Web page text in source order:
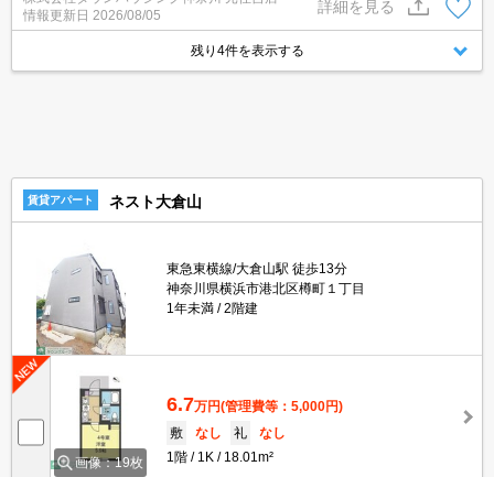
情報更新日 2026/08/05
詳細を見る
残り4件を表示する
賃貸アパート ネスト大倉山
東急東横線/大倉山駅 徒歩13分
神奈川県横浜市港北区樽町１丁目
1年未満
2階建
画像：19枚
6.7万円(管理費等：5,000円)
敷
なし 礼
なし
1階
1K 18.01m²